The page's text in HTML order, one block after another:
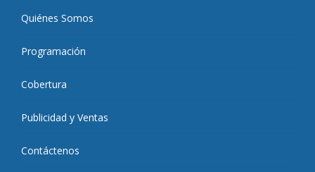
Quiénes Somos
Programación
Cobertura
Publicidad y Ventas
Contáctenos